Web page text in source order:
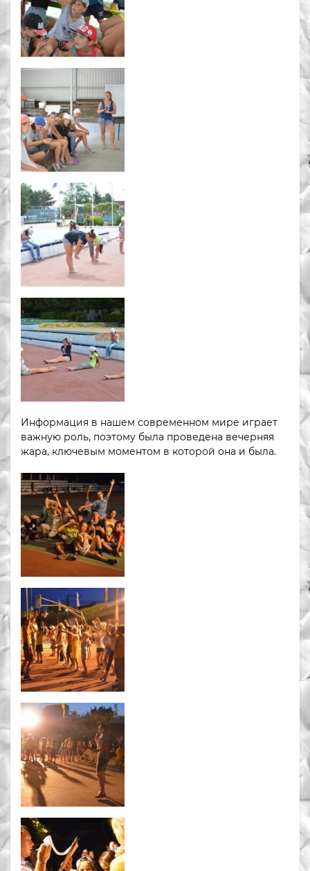
Информация в нашем современном мире играет
важную роль, поэтому была проведена вечерняя
жара, ключевым моментом в которой она и была.